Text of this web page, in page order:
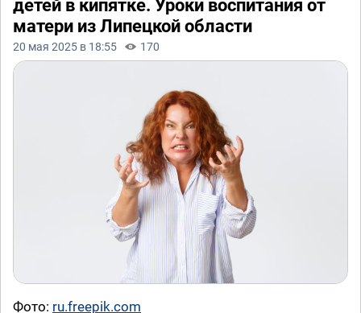
детей в кипятке. Уроки воспитания от
матери из Липецкой области
20 мая 2025 в 18:55 170
Фото: ru.freepik.com